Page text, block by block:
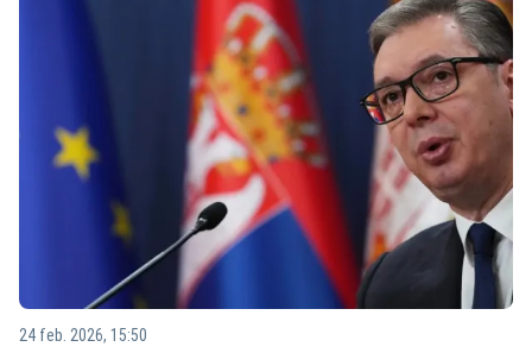
24 feb. 2026, 15:50